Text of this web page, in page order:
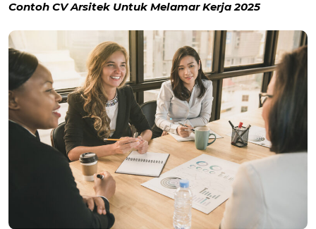
Contoh CV Arsitek Untuk Melamar Kerja 2025